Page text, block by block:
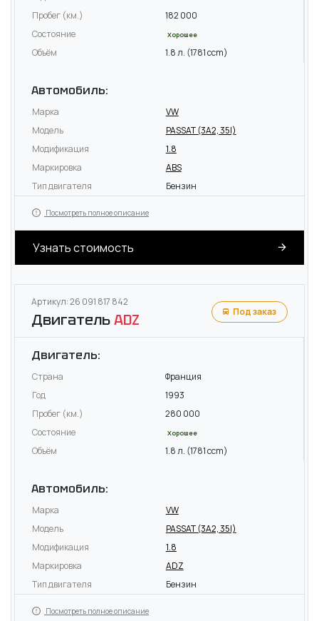
Пробег (км.)
182 000
Состояние
Хорошее
Объём 1.8 л. (1781 ccm)
Автомобиль:
Марка
VW
Модель
PASSAT (3A2, 35I)
Модификация
1.8
Маркировка
ABS
Тип двигателя
Бензин
Посмотреть полное описание
Узнать стоимость
Артикул: 26 091 817 842
ДвигательADZ Под заказ
Двигатель:
Страна
Франция
Год
1993
Пробег (км.)
280 000
Состояние
Хорошее
Объём 1.8 л. (1781 ccm)
Автомобиль:
Марка
VW
Модель
PASSAT (3A2, 35I)
Модификация
1.8
Маркировка
ADZ
Тип двигателя
Бензин
Посмотреть полное описание